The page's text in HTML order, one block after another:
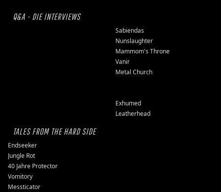
Q&A - DIE INTERVIEWS
Sabiendas
Nunslaughter
Mammom's Throne
Vanir
Metal Church
Exhumed
Leatherhead
TALES FROM THE HARD SIDE
Endseeker
Jungle Rot
40 Jahre Protector
Vomitory
Messticator